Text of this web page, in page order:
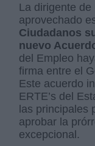
La dirigente
aprovechado
Ciudadanos
nuevo
del Empleo
firma entre el
Este acuerdo
ERTE’s del
las principales
aprobar la
excepcional.